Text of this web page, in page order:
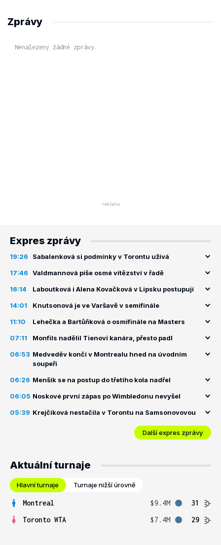
Zprávy
Nenalezeny žádné zprávy.
Expres zprávy
19:26 Sabalenková si podmínky v Torontu užívá
17:46 Valdmannová píše osmé vítězství v řadě
16:14 Laboutková i Alena Kovačková v Lipsku postupují
14:01 Knutsonová je ve Varšavě v semifinále
11:10 Lehečka a Bartůňková o osmifinále na Masters
07:11 Monfils nadělil Tienovi kanára, přesto padl
06:53 Medveděv končí v Montrealu hned na úvodním
soupeři
06:26 Menšík se na postup do třetího kola nadřel
06:05 Noskové první zápas po Wimbledonu nevyšel
05:39 Krejčíková nestačila v Torontu na Samsonovovou
Další expres zprávy
Aktuální turnaje
Hlavní turnaje Turnaje nižší úrovně
Montreal $9.4M
31
Toronto WTA
$7.4M 29